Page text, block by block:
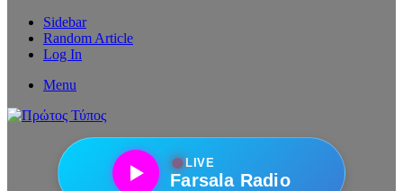
Sidebar
Random Article
Log In
Menu
●LIVE
Farsala Radio